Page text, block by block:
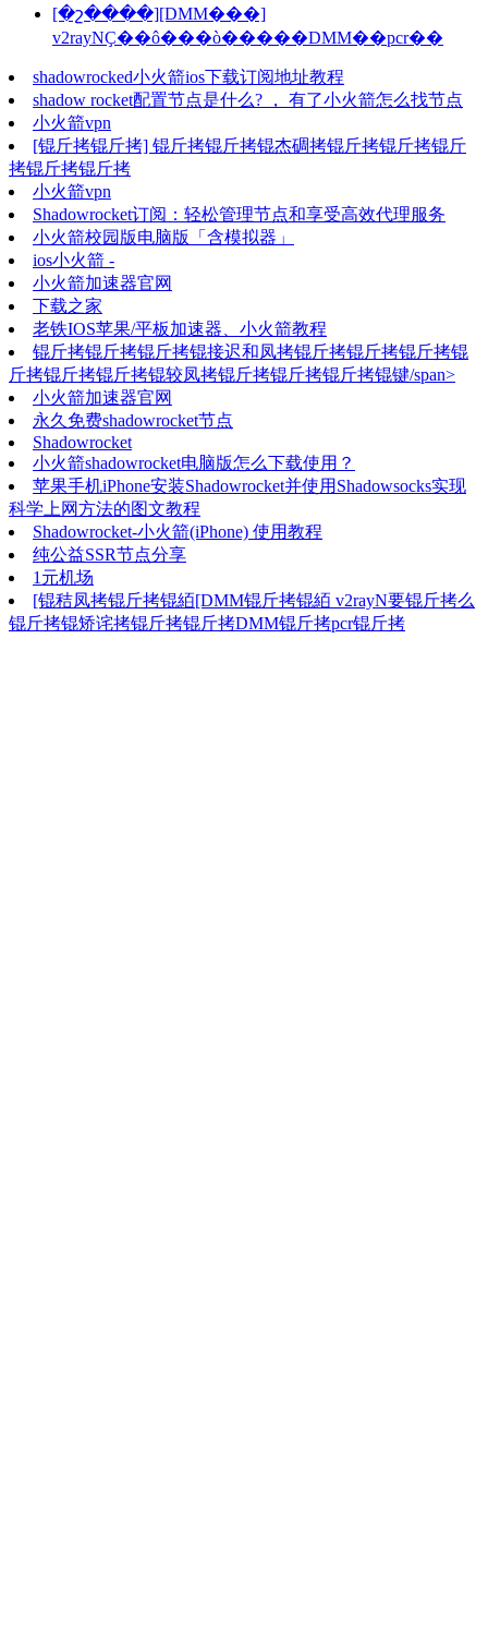
[�շ����][DMM���]
v2rayNҪ��ô���ò�����DMM��pcr��
shadowrocked小火箭ios下载订阅地址教程
shadow rocket配置节点是什么? ， 有了小火箭怎么找节点
小火箭vpn
[锟斤拷锟斤拷] 锟斤拷锟斤拷锟杰碉拷锟斤拷锟斤拷锟斤
拷锟斤拷锟斤拷
小火箭vpn
Shadowrocket订阅：轻松管理节点和享受高效代理服务
小火箭校园版电脑版「含模拟器」
ios小火箭 -
小火箭加速器官网
下载之家
老铁IOS苹果/平板加速器、小火箭教程
锟斤拷锟斤拷锟斤拷锟接迟和凤拷锟斤拷锟斤拷锟斤拷锟
斤拷锟斤拷锟斤拷锟较凤拷锟斤拷锟斤拷锟斤拷锟键/span>
小火箭加速器官网
永久免费shadowrocket节点
Shadowrocket
小火箭shadowrocket电脑版怎么下载使用？
苹果手机iPhone安装Shadowrocket并使用Shadowsocks实现
科学上网方法的图文教程
Shadowrocket-小火箭(iPhone) 使用教程
纯公益SSR节点分享
1元机场
[锟秸凤拷锟斤拷锟絔[DMM锟斤拷锟絔 v2rayN要锟斤拷么
锟斤拷锟矫诧拷锟斤拷锟斤拷DMM锟斤拷pcr锟斤拷